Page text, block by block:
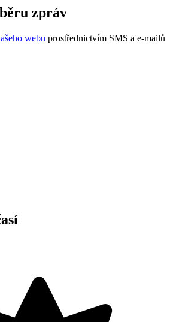
zpráv
webu prostřednictvím SMS a e-mailů